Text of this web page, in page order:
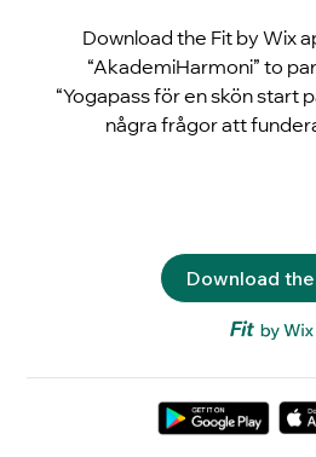
Download the Fit by Wix
“AkademiHarmoni” to
“Yogapass för en skön start
några frågor att
Download